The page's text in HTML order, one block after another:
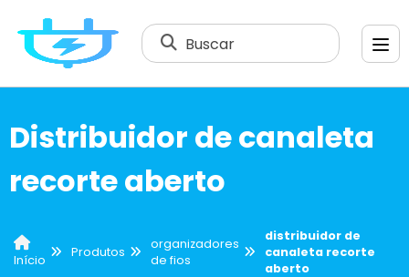
Buscar
Distribuidor de canaleta
recorte aberto
Início
Produtos
organizadores
de fios
distribuidor de
canaleta recorte
aberto